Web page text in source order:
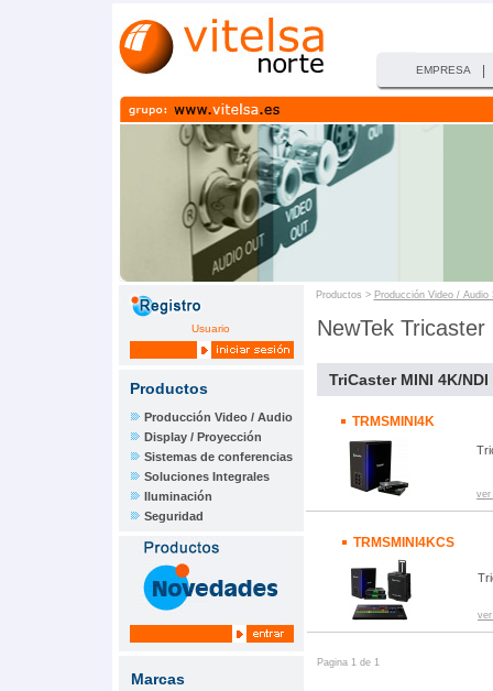
EMPRESA
Usuario
Productos
Producción Video / Audio
Display / Proyección
Sistemas de conferencias
Soluciones Integrales
Iluminación
Seguridad
Marcas
Productos > Producción Video / Audio
NewTek Tricaster
TriCaster MINI 4K/NDI
TRMSMINI4K
ver
TRMSMINI4KCS
Pagina 1 de 1